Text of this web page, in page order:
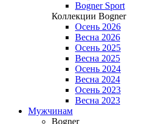
Bogner Sport
Коллекции Bogner
Осень 2026
Весна 2026
Осень 2025
Весна 2025
Осень 2024
Весна 2024
Осень 2023
Весна 2023
Мужчинам
Bogner